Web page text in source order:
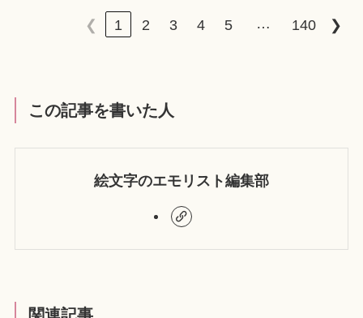
❮ 1 2 3 4 5 … 140 ❯
この記事を書いた人
絵文字のエモリスト編集部